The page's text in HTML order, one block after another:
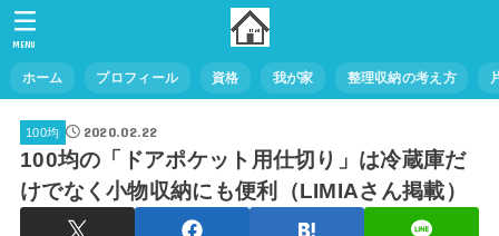
ホーム プロフィール 資格 我が家 整理収納の考え方
MENU
100均 2020.02.22
100均の「ドアポケット用仕切り」は冷蔵庫だ
けでなく小物収納にも便利（LIMIAさん掲載）